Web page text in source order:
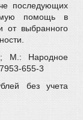
последующих
помощь в
от выбранного
М.: Народное
655-3
без учета